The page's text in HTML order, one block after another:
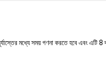
মধ্যে সময় গণনা করতে হবে এবং এটি